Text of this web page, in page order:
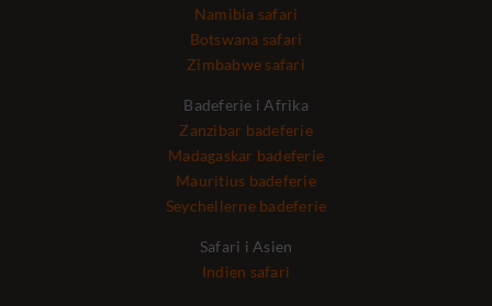
Namibia safari
Botswana safari
Zimbabwe safari
Badeferie i Afrika
Zanzibar badeferie
Madagaskar badeferie
Mauritius badeferie
Seychellerne badeferie
Safari i Asien
Indien safari